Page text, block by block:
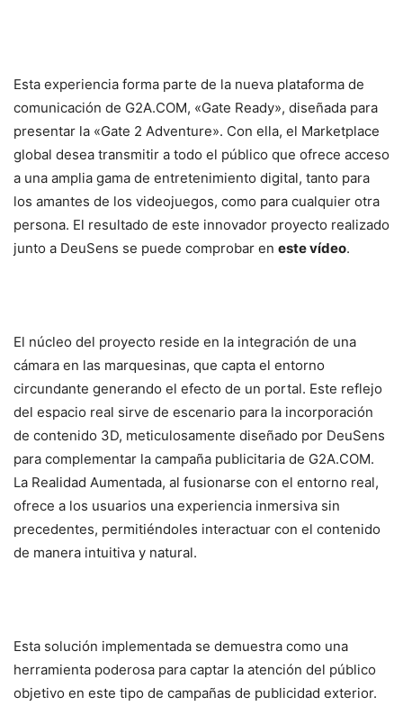
Esta experiencia forma parte de la nueva plataforma de
comunicación de G2A.COM, «Gate Ready», diseñada para
presentar la «Gate 2 Adventure». Con ella, el Marketplace
global desea transmitir a todo el público que ofrece acceso
a una amplia gama de entretenimiento digital, tanto para
los amantes de los videojuegos, como para cualquier otra
persona. El resultado de este innovador proyecto realizado
junto a DeuSens se puede comprobar en este vídeo.
El núcleo del proyecto reside en la integración de una
cámara en las marquesinas, que capta el entorno
circundante generando el efecto de un portal. Este reflejo
del espacio real sirve de escenario para la incorporación
de contenido 3D, meticulosamente diseñado por DeuSens
para complementar la campaña publicitaria de G2A.COM.
La Realidad Aumentada, al fusionarse con el entorno real,
ofrece a los usuarios una experiencia inmersiva sin
precedentes, permitiéndoles interactuar con el contenido
de manera intuitiva y natural.
Esta solución implementada se demuestra como una
herramienta poderosa para captar la atención del público
objetivo en este tipo de campañas de publicidad exterior.